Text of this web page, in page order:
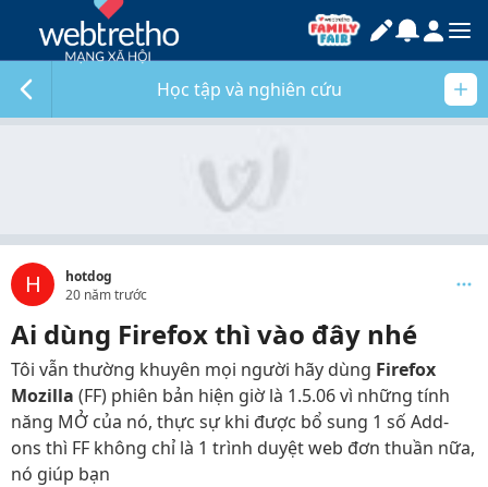
Học tập và nghiên cứu
H
hotdog
20 năm trước
Ai dùng Firefox thì vào đây nhé
Tôi vẫn thường khuyên mọi người hãy dùng Firefox
Mozilla (FF) phiên bản hiện giờ là 1.5.06 vì những tính
năng MỞ của nó, thực sự khi được bổ sung 1 số Add-
ons thì FF không chỉ là 1 trình duyệt web đơn thuần nữa,
nó giúp bạn